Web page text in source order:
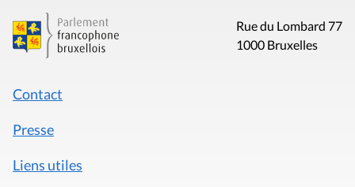
Rue du Lombard 77
1000 Bruxelles
Contact
Presse
Liens utiles